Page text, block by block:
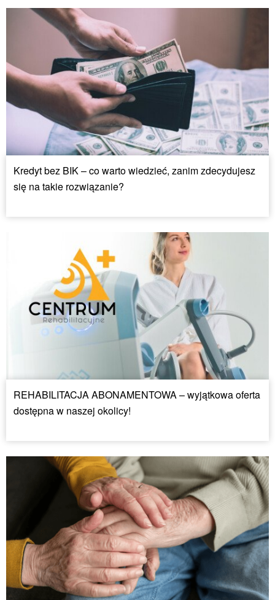
Kredyt bez BIK – co warto wiedzieć, zanim zdecydujesz
się na takie rozwiązanie?
REHABILITACJA ABONAMENTOWA – wyjątkowa oferta
dostępna w naszej okolicy!